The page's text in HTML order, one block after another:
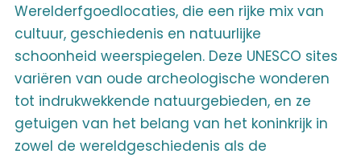
Werelderfgoedlocaties, die een rijke mix van
cultuur, geschiedenis en natuurlijke
schoonheid weerspiegelen. Deze UNESCO sites
variëren van oude archeologische wonderen
tot indrukwekkende natuurgebieden, en ze
getuigen van het belang van het koninkrijk in
zowel de wereldgeschiedenis als de